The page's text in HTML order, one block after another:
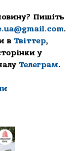
Пишіть
.
в Твіттер,
у
Телеграм.